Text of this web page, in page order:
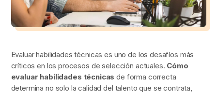
Evaluar habilidades técnicas es uno de los desafíos más
críticos en los procesos de selección actuales. Cómo
evaluar habilidades técnicas de forma correcta
determina no solo la calidad del talento que se contrata,